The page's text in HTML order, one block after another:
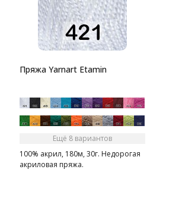
Пряжа Yarnart Etamin
Ещё 8 вариантов
100% акрил, 180м, 30г. Недорогая
акриловая пряжа.